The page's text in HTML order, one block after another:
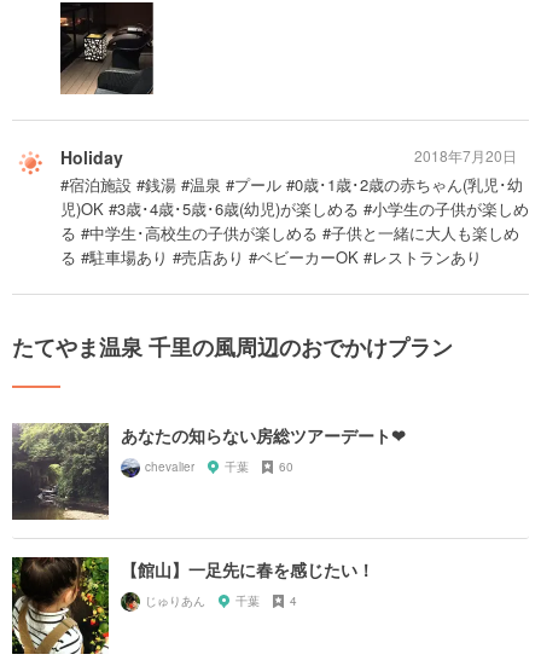
Holiday
#宿泊施設 #銭湯 #温泉 #プール #0歳･1歳･2歳の赤ちゃん(乳児･幼
児)OK #3歳･4歳･5歳･6歳(幼児)が楽しめる #小学生の子供が楽しめ
る #中学生･高校生の子供が楽しめる #子供と一緒に大人も楽しめ
る #駐車場あり #売店あり #ベビーカーOK #レストランあり
2018年7月20日
たてやま温泉 千里の風周辺のおでかけプラン
あなたの知らない房総ツアーデート❤︎
chevalier 千葉 60
【館山】一足先に春を感じたい！
じゅりあん 千葉 4